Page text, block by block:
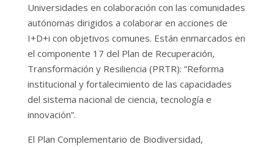
Universidades en colaboración con las comunidades
autónomas dirigidos a colaborar en acciones de
I+D+i con objetivos comunes. Están enmarcados en
el componente 17 del Plan de Recuperación,
Transformación y Resiliencia (PRTR): “Reforma
institucional y fortalecimiento de las capacidades
del sistema nacional de ciencia, tecnología e
innovación”.
El Plan Complementario de Biodiversidad,